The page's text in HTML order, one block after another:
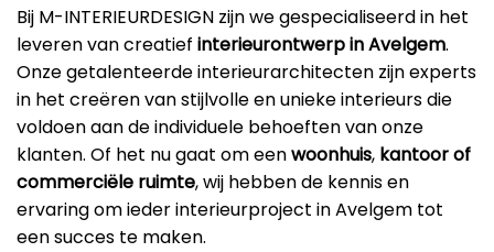
Bij M-INTERIEURDESIGN zijn we gespecialiseerd in het
leveren van creatief interieurontwerp in Avelgem.
Onze getalenteerde interieurarchitecten zijn experts
in het creëren van stijlvolle en unieke interieurs die
voldoen aan de individuele behoeften van onze
klanten. Of het nu gaat om eenwoonhuis, kantoorof
commerciële ruimte, wij hebben de kennis en
ervaring om ieder interieurproject in Avelgem tot
een succes te maken.